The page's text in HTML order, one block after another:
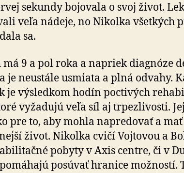
sekundy bojovala o svoj život.
veľa nádeje, no Nikolka všetkých
sa.
9 a pol roka a napriek diagnóze
je neustále usmiata a plná odvahy.
je výsledkom hodín poctivých
vyžadujú veľa síl aj trpezlivosti.
pre to, aby mohla napredovať a
život. Nikolka cvičí Vojtovou a
pobyty v Axis centre, či v
posúvať hranice možností.